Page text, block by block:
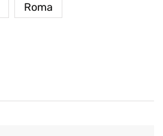
Roma